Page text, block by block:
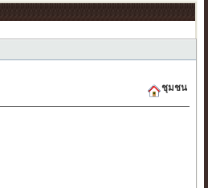
ชุมชน